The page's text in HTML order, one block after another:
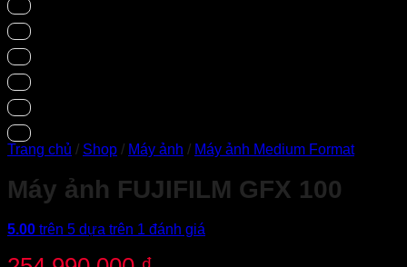
Trang chủ / Shop / Máy ảnh / Máy ảnh Medium Format
Máy ảnh FUJIFILM GFX 100
5.00 trên 5 dựa trên 1 đánh giá